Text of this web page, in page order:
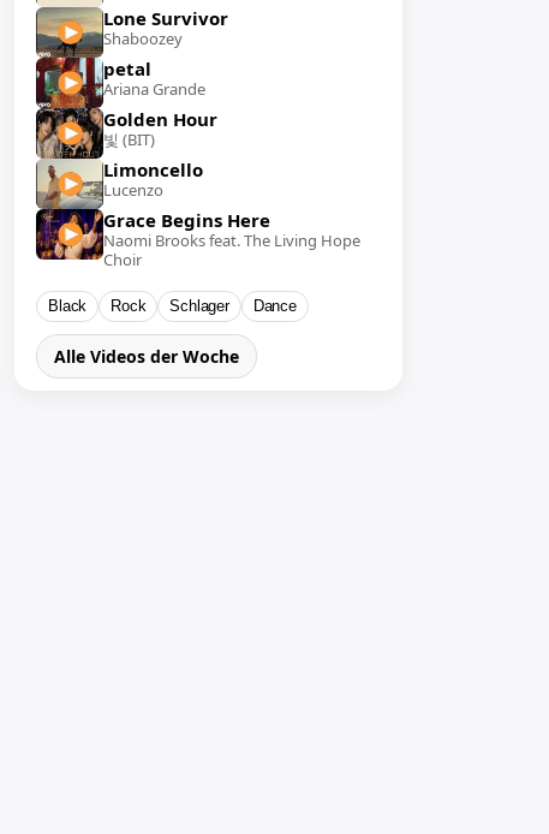
Lone Survivor
Shaboozey
petal
Ariana Grande
Golden Hour
빛 (BIT)
Limoncello
Lucenzo
Grace Begins Here
Naomi Brooks feat. The Living Hope
Choir
Black Rock Schlager Dance
Alle Videos der Woche